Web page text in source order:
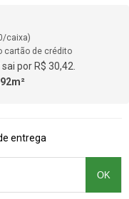
caixa)
cartão de crédito
por R$ 30,42.
entrega
OK